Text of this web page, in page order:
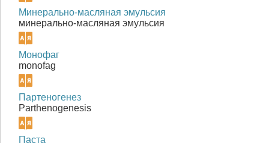
Минерально-масляная эмульсия
минерально-масляная эмульсия
Монофаг
monofag
Партеногенез
Parthenogenesis
Паста